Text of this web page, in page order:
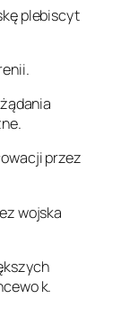
plebiscyt
przez
wojska
k.